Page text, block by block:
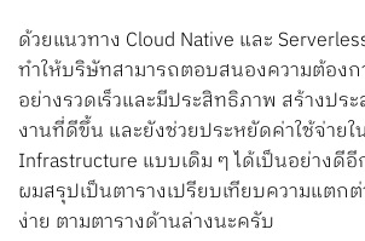
ด้วยแนวทาง Cloud Native และ
ทำให้บริษัทสามารถตอบสนองความต้อง
อย่างรวดเร็วและมีประสิทธิภาพ สร้างปร
งานที่ดีขึ้น และยังช่วยประหยัดค่าใช้จ่าย
Infrastructure แบบเดิม ๆ ได้เป็นอย่างดี
ผมสรุปเป็นตารางเปรียบเทียบความแตกต่
ง่าย ตามตารางด้านล่างนะครับ